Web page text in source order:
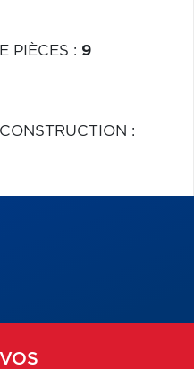
PIÈCES : 9
: